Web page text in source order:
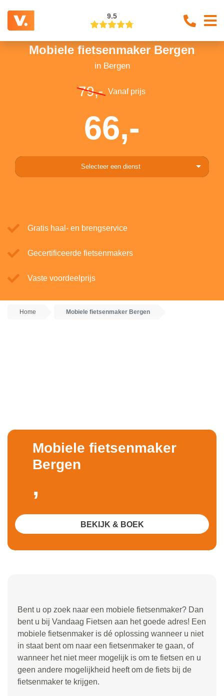
9.5
Mobiele fietsenmaker Bergen
in Bergen
79,- Vanaf prijs
66,-
Selecteer een dienst
Gratis haal- en brengservice
Gecertificeerde fietsenmakers
Vaste voordeelprijs
Home Mobiele fietsenmaker Bergen
Bent u op zoek naar een mobiele fietsenmaker? Dan
bent u bij Vandaag Fietsen aan het goede adres! Een
mobiele fietsenmaker is dé oplossing wanneer u niet
in staat bent om naar een fietsenmaker te gaan, of
wanneer het niet meer mogelijk is om te fietsen en u
geen andere mogelijkheid heeft om de fiets bij de
fietsenmaker te krijgen.
Mobiele fietsenmaker
Bergen
,
BEKIJK & BOEK